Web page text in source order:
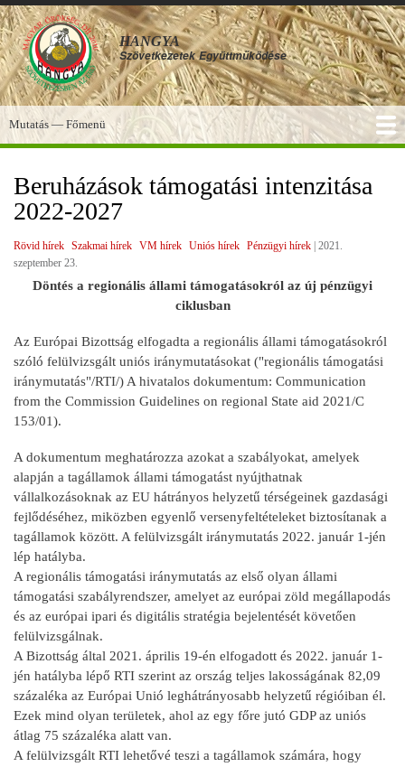
Ugrás
a
tartalomra
HANGYA
Szövetkezetek Együttműködése
Főmenü
Mutatás — Főmenü
Beruházások támogatási intenzitása
2022-2027
Rövid hírek Szakmai hírek VM hírek Uniós hírek Pénzügyi hírek 2021.
szeptember 23.
Döntés a regionális állami támogatásokról az új pénzügyi
ciklusban
Az Európai Bizottság elfogadta a regionális állami támogatásokról
szóló felülvizsgált uniós iránymutatásokat ("regionális támogatási
iránymutatás"/RTI/) A hivatalos dokumentum: Communication
from the Commission Guidelines on regional State aid 2021/C
153/01).
A dokumentum meghatározza azokat a szabályokat, amelyek
alapján a tagállamok állami támogatást nyújthatnak
vállalkozásoknak az EU hátrányos helyzetű térségeinek gazdasági
fejlődéséhez, miközben egyenlő versenyfeltételeket biztosítanak a
tagállamok között. A felülvizsgált iránymutatás 2022. január 1-jén
lép hatályba.
A regionális támogatási iránymutatás az első olyan állami
támogatási szabályrendszer, amelyet az európai zöld megállapodás
és az európai ipari és digitális stratégia bejelentését követően
felülvizsgálnak.
A Bizottság által 2021. április 19-én elfogadott és 2022. január 1-
jén hatályba lépő RTI szerint az ország teljes lakosságának 82,09
százaléka az Európai Unió leghátrányosabb helyzetű régióiban él.
Ezek mind olyan területek, ahol az egy főre jutó GDP az uniós
átlag 75 százaléka alatt van.
A felülvizsgált RTI lehetővé teszi a tagállamok számára, hogy